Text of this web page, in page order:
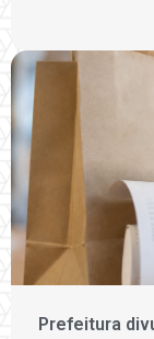
Prefeitura